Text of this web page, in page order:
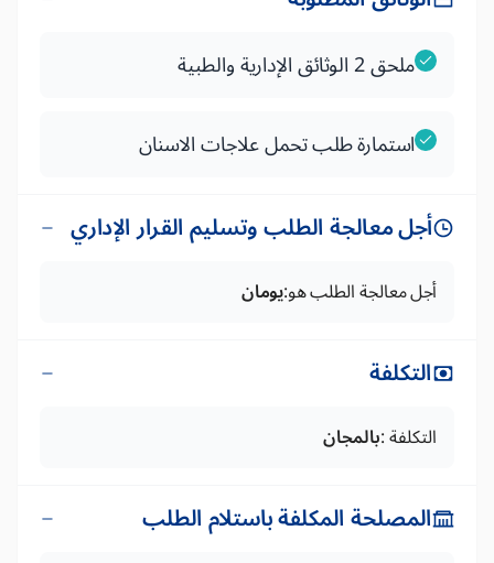
ملحق 2 الوثائق الإدارية والطبية
استمارة طلب تحمل علاجات الاسنان
أجل معالجة الطلب وتسليم القرار الإداري
أجل معالجة الطلب هو:يومان
التكلفة
التكلفة :بالمجان
المصلحة المكلفة باستلام الطلب